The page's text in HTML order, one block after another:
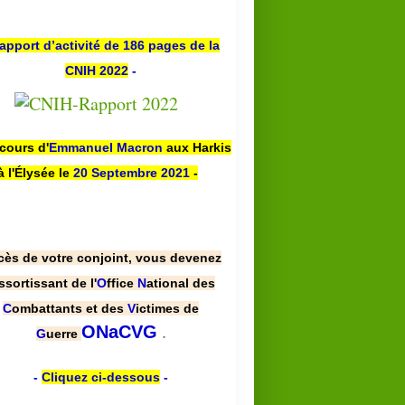
d’activité de 186 pages de la
CNIH 2022 -
d'Emmanuel Macron aux Harkis
l'Élysée le 20 Septembre 2021 -
de votre conjoint, vous devenez
de l'Office National des
Combattants et des Victimes de
Guerre ONaCVG .
- Cliquez ci-dessous -